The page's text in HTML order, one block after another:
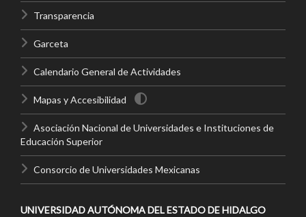
Transparencia
Garceta
Calendario General de Actividades
Mapas y Accesibilidad
Asociación Nacional de Universidades e Instituciones de
Educación Superior
Consorcio de Universidades Mexicanas
UNIVERSIDAD AUTÓNOMA DEL ESTADO DE HIDALGO